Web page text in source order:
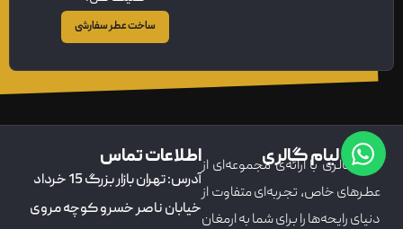
ساخت عطر سفارشی
درباره لیام گالری
لیام گالری با ارائه‌ی مجموعه‌ای از
عطرهای خاص، تجربه‌ای متفاوت از
دنیای رایحه‌ها را برای شما به ارمغان
اطلاعات تماس
آدرس: تهران بازار بزرگ 15 خرداد
خیابان ناصر خسرو کوچه مروی